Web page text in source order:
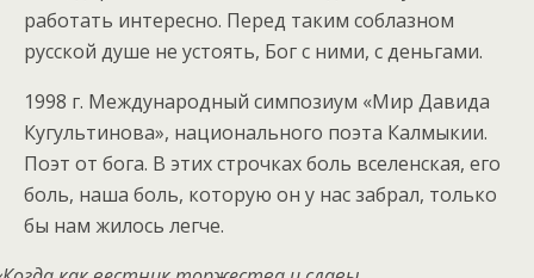
работать интересно. Перед таким соблазном
русской душе не устоять, Бог с ними, с деньгами.
1998 г. Международный симпозиум «Мир Давида
Кугультинова», национального поэта Калмыкии.
Поэт от бога. В этих строчках боль вселенская, его
боль, наша боль, которую он у нас забрал, только
бы нам жилось легче.